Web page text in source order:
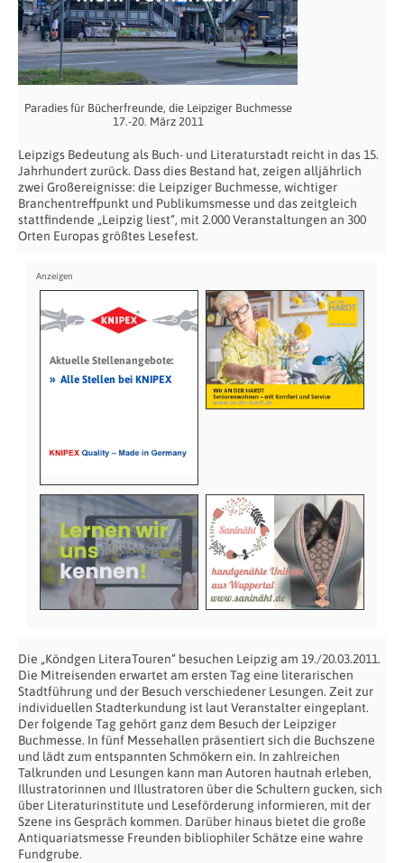
Paradies für Bücherfreunde, die Leipziger Buchmesse
17.-20. März 2011
Leipzigs Bedeutung als Buch- und Literaturstadt reicht in das 15.
Jahrhundert zurück. Dass dies Bestand hat, zeigen alljährlich
zwei Großereignisse: die Leipziger Buchmesse, wichtiger
Branchentreffpunkt und Publikumsmesse und das zeitgleich
stattfindende „Leipzig liest“, mit 2.000 Veranstaltungen an 300
Orten Europas größtes Lesefest.
Aktuelle Stellenangebote:
» Alle Stellen bei KNIPEX
Die „Köndgen LiteraTouren“ besuchen Leipzig am 19./20.03.2011.
Die Mitreisenden erwartet am ersten Tag eine literarischen
Stadtführung und der Besuch verschiedener Lesungen. Zeit zur
individuellen Stadterkundung ist laut Veranstalter eingeplant.
Der folgende Tag gehört ganz dem Besuch der Leipziger
Buchmesse. In fünf Messehallen präsentiert sich die Buchszene
und lädt zum entspannten Schmökern ein. In zahlreichen
Talkrunden und Lesungen kann man Autoren hautnah erleben,
Illustratorinnen und Illustratoren über die Schultern gucken, sich
über Literaturinstitute und Leseförderung informieren, mit der
Szene ins Gespräch kommen. Darüber hinaus bietet die große
Antiquariatsmesse Freunden bibliophiler Schätze eine wahre
Fundgrube.